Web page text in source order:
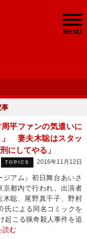
MENU
事
平ファンの気遣いに
」 妻夫木聡はスタッ
にしてやる」
TOPICS 2016年11月12日
アム』初日舞台あいさ
京都内で行われ、出演者
木聡、尾野真千子、野村
氏による同名コミックを
起こる猟奇殺人事件を追
読む